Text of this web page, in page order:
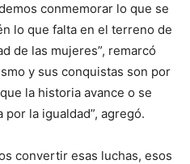
conmemorar lo que se
lo que falta en el terreno de
de las mujeres”, remarcó
y sus conquistas son por
la historia avance o se
la igualdad”, agregó.
convertir esas luchas, esos